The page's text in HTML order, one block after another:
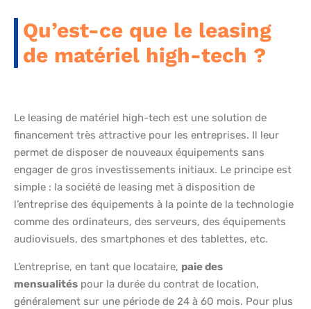
Qu’est-ce que le leasing
de matériel high-tech ?
Le leasing de matériel high-tech est une solution de
financement très attractive pour les entreprises. Il leur
permet de disposer de nouveaux équipements sans
engager de gros investissements initiaux. Le principe est
simple : la société de leasing met à disposition de
l’entreprise des équipements à la pointe de la technologie
comme des ordinateurs, des serveurs, des équipements
audiovisuels, des smartphones et des tablettes, etc.
L’entreprise, en tant que locataire, paie des
mensualités pour la durée du contrat de location,
généralement sur une période de 24 à 60 mois. Pour plus